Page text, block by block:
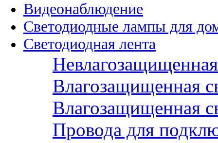
Видеонаблюдение
Светодиодные лампы для
Светодиодная лента
Влагозащищенная
Влагозащищенная
Провода для